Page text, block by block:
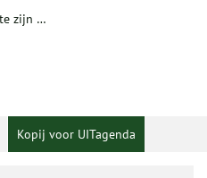
zijn …
Kopij voor UITagenda